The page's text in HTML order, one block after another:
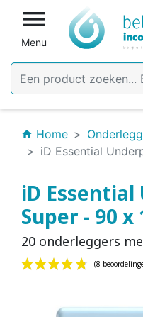

Menu
home Home
iD Essential
iD
Super - 90 x
20 onderleggers
(8